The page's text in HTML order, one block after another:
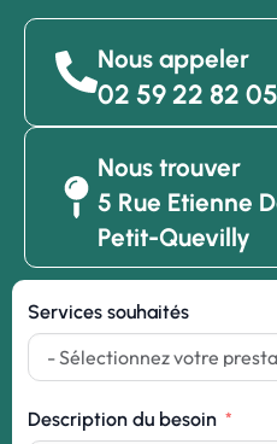
Nous appeler
02 59 22 82 05
Nous trouver
5 Rue Etienne
Petit-Quevilly
Services souhaités
Description du besoin